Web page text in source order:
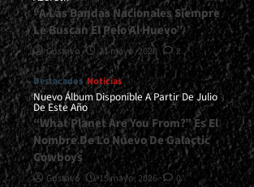
“A Las Bandas Nacionales Siempre
Le Buscan El Pelo Al Huevo”
Gustavo 21 mayo, 2026 2
Destacados Noticias
Nuevo Álbum Disponible A Partir De Julio
De Este Año
“What Planet Are You From?” Es El
Nombre De Lo Nuevo De Galactic
Cowboys
Gustavo 15 mayo, 2026 0